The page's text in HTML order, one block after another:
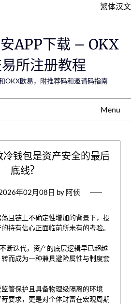
繁体汉文
APP下载 – OKX
所注册教程
OKX欧易，附推荐码和邀请码指南
Menu
钱包是资产安全的最后
底线?
年02月08日 by 阿侦
且链上不确定性增加的背景下，投
持有信心正面临前所未有的考验。
断迭代，资产的底层逻辑早已超越
而成为一种兼具避险属性与制度套
管保护且具备物理级隔离的环境
要求，更是对个体财富在宏观周期